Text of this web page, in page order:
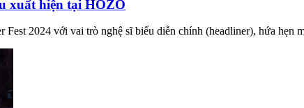
xuất hiện tại HOZO
2024 với vai trò nghệ sĩ biểu diễn chính (headliner), hứa hẹn